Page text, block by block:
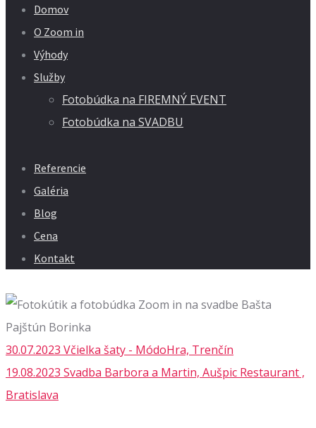
Domov
O Zoom in
Výhody
Služby
Fotobúdka na FIREMNÝ EVENT
Fotobúdka na SVADBU
Referencie
Galéria
Blog
Cena
Kontakt
30.07.2023 Včielka šaty - MódoHra, Trenčín
19.08.2023 Svadba Barbora a Martin, Aušpic Restaurant ,
Bratislava